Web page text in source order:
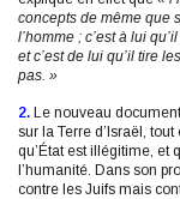
concepts de même que
l’homme ; c’est à lui
et c’est de lui qu’il tire
pas. »
2. Le nouveau
sur la Terre d’Israël,
qu’État est illégitime, et
l’humanité. Dans son
contre les Juifs mais